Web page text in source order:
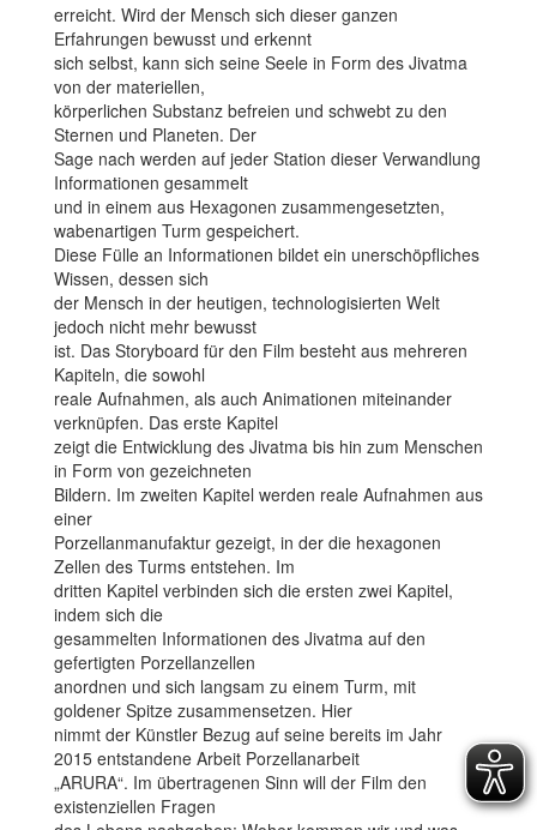
erreicht. Wird der Mensch sich dieser ganzen
Erfahrungen bewusst und erkennt
sich selbst, kann sich seine Seele in Form des Jivatma
von der materiellen,
körperlichen Substanz befreien und schwebt zu den
Sternen und Planeten. Der
Sage nach werden auf jeder Station dieser Verwandlung
Informationen gesammelt
und in einem aus Hexagonen zusammengesetzten,
wabenartigen Turm gespeichert.
Diese Fülle an Informationen bildet ein unerschöpfliches
Wissen, dessen sich
der Mensch in der heutigen, technologisierten Welt
jedoch nicht mehr bewusst
ist. Das Storyboard für den Film besteht aus mehreren
Kapiteln, die sowohl
reale Aufnahmen, als auch Animationen miteinander
verknüpfen. Das erste Kapitel
zeigt die Entwicklung des Jivatma bis hin zum Menschen
in Form von gezeichneten
Bildern. Im zweiten Kapitel werden reale Aufnahmen aus
einer
Porzellanmanufaktur gezeigt, in der die hexagonen
Zellen des Turms entstehen. Im
dritten Kapitel verbinden sich die ersten zwei Kapitel,
indem sich die
gesammelten Informationen des Jivatma auf den
gefertigten Porzellanzellen
anordnen und sich langsam zu einem Turm, mit
goldener Spitze zusammensetzen. Hier
nimmt der Künstler Bezug auf seine bereits im Jahr
2015 entstandene Arbeit Porzellanarbeit
„ARURA“. Im übertragenen Sinn will der Film den
existenziellen Fragen